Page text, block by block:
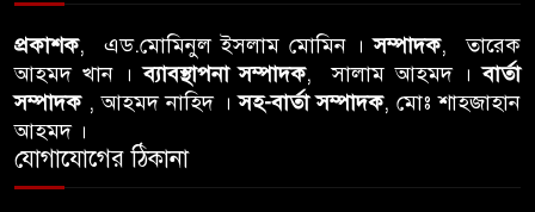
আবু তালহা চৌধুরী দ্বিতীয় বারের
মত টাওয়ার হ‍্যামলেটস কাউন্সিলের
কাউন্সিলার নির্বাচিত
৮
৯
প্রকাশক, এড.মোমিনুল ইসলাম মোমিন ।সম্পাদক, তারেক
আহমদ খান ।ব্যাবস্থাপনা সম্পাদক, সালাম আহমদ ।বার্তা
সম্পাদক, আহমদ নাহিদ ।সহ-বার্তা সম্পাদক, মোঃ শাহজাহান
আহমদ ।
যোগাযোগের ঠিকানা